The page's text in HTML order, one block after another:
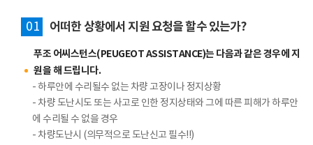
01 어떠한 상황에서 지원 요청을 할수 있는가?
푸조 어씨스턴스(PEUGEOT ASSISTANCE)는 다음과 같은 경우에 지
원을 해 드립니다.
- 하루안에 수리될수 없는 차량 고장이나 정지상황
- 차량 도난시도 또는 사고로 인한 정지상태와 그에 따른 피해가 하루안
에 수리될 수 없을 경우
- 차량도난시 (의무적으로 도난신고 필수!!)